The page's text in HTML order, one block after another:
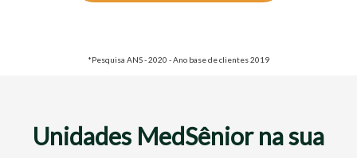
*Pesquisa ANS - 2020 - Ano base de clientes 2019
Unidades MedSênior na sua